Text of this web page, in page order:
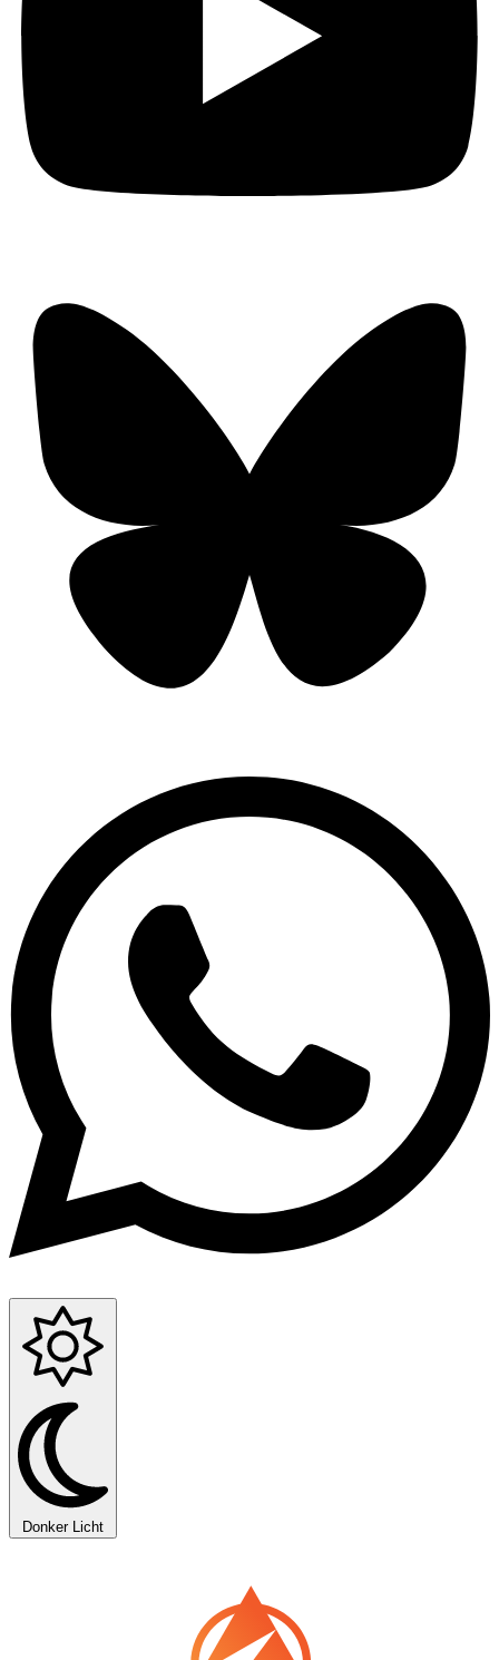
Donker Licht